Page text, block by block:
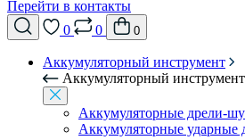
Перейти в контакты
0
0 0
Аккумуляторный инструмент
Аккумуляторный инструмент
Аккумуляторные дрели-
Аккумуляторные ударные